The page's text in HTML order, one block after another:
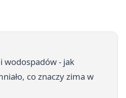
wodospadów - jak
co znaczy zima w